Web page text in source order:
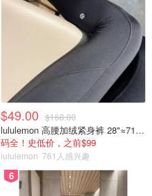
$49.00 $168.00
lululemon 高腰加绒紧身裤 28"≈71cm 5个口袋
码全！史低价，之前$99
lululemon 761人感兴趣
6